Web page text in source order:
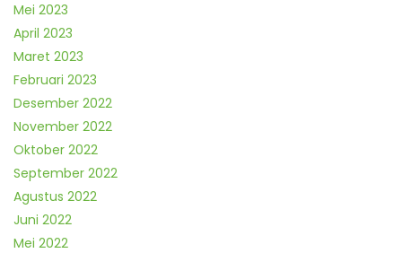
Mei 2023
April 2023
Maret 2023
Februari 2023
Desember 2022
November 2022
Oktober 2022
September 2022
Agustus 2022
Juni 2022
Mei 2022